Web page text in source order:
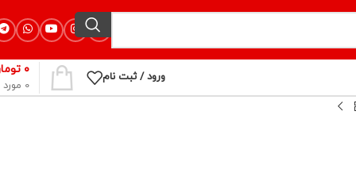
ورود / ثبت نام
0 مورد
۰